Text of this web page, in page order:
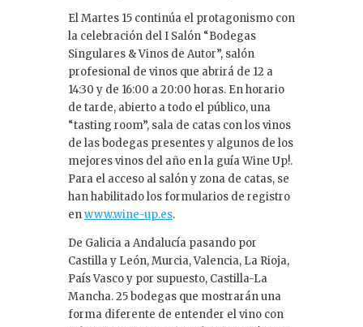
El Martes 15 continúa el protagonismo con
la celebración del I Salón “Bodegas
Singulares & Vinos de Autor”, salón
profesional de vinos que abrirá de 12 a
14:30 y de 16:00 a 20:00 horas. En horario
de tarde, abierto a todo el público, una
“tasting room”, sala de catas con los vinos
de las bodegas presentes y algunos de los
mejores vinos del año en la guía Wine Up!.
Para el acceso al salón y zona de catas, se
han habilitado los formularios de registro
enwww.wine-up.es.
De Galicia a Andalucía pasando por
Castilla y León, Murcia, Valencia, La Rioja,
País Vasco y por supuesto, Castilla-La
Mancha. 25 bodegas que mostrarán una
forma diferente de entender el vino con